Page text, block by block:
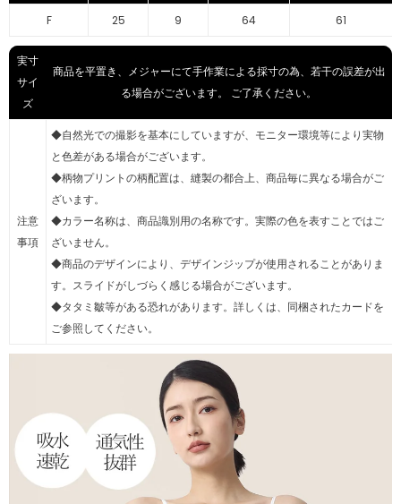
F 25 9 64 61
実寸
サイ
ズ
商品を平置き、メジャーにて手作業による採寸の為、若干の誤差が出
る場合がございます。 ご了承ください。
注意
事項
◆自然光での撮影を基本にしていますが、モニター環境等により実物
と色差がある場合がございます。
◆柄物プリントの柄配置は、縫製の都合上、商品毎に異なる場合がご
ざいます。
◆カラー名称は、商品識別用の名称です。実際の色を表すことではご
ざいません。
◆商品のデザインにより、デザインジップが使用されることがありま
す。スライドがしづらく感じる場合がございます。
◆タタミ皺等がある恐れがあります。詳しくは、同梱されたカードを
ご参照してください。